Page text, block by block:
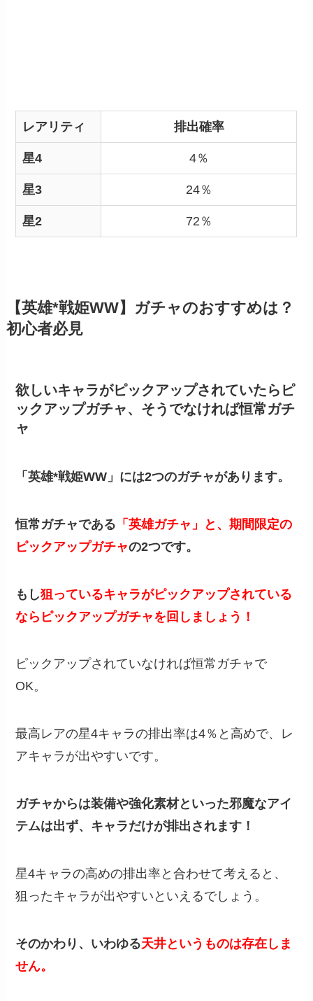
レアリティ 排出確率
星4 4％
星3 24％
星2 72％
【英雄*戦姫WW】ガチャのおすすめは？
初心者必見
欲しいキャラがピックアップされていたらピ
ックアップガチャ、そうでなければ恒常ガチ
ャ
「英雄*戦姫WW」には2つのガチャがあります。
恒常ガチャである 「英雄ガチャ」と、期間限定の
ピックアップガチャの2つです。
もし狙っているキャラがピックアップされている
ならピックアップガチャを回しましょう！
ピックアップされていなければ恒常ガチャで
OK。
最高レアの星4キャラの排出率は4％と高めで、レ
アキャラが出やすいです。
ガチャからは装備や強化素材といった邪魔なアイ
テムは出ず、キャラだけが排出されます！
星4キャラの高めの排出率と合わせて考えると、
狙ったキャラが出やすいといえるでしょう。
そのかわり、いわゆる天井というものは存在しま
せん。